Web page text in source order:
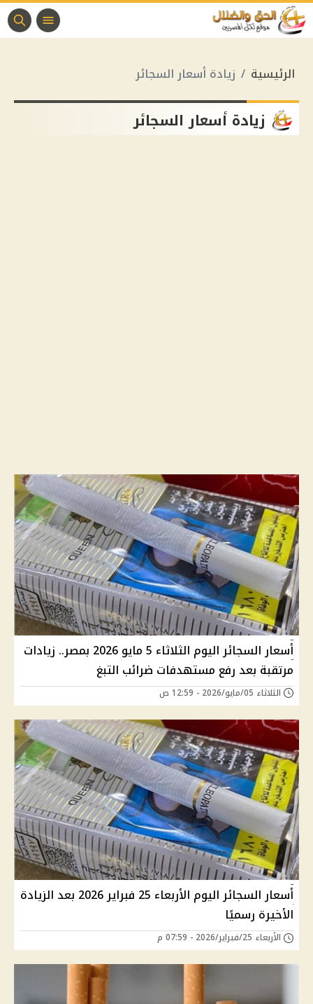
الرئيسية زيادة أسعار السجائر
زيادة أسعار السجائر
أسعار السجائر اليوم الثلاثاء 5 مايو 2026 بمصر.. زيادات
مرتقبة بعد رفع مستهدفات ضرائب التبغ
الثلاثاء 05/مايو/2026 - 12:59 ص
أسعار السجائر اليوم الأربعاء 25 فبراير 2026 بعد الزيادة
الأخيرة رسميًا
الأربعاء 25/فبراير/2026 - 07:59 م